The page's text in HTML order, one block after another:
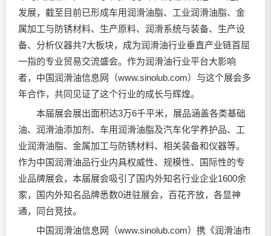
发展，截至目前已形成车用润滑油脂、工业润滑油脂、金
属加工与防锈材料、生产原料、润滑系统与装备、生产设
备、分析仪器共7大板块，成为润滑油行业垂直产业链首屈
一指的专业贸易交流盛会。作为润滑油行业平台大影响
者，中国润滑油信息网（www.sinolub.com）与这个展会多
年合作，共同见证了这个行业的成长与辉煌。
本届展会展出面积达3万6千平米，展品涵盖各类基础
油、润滑油添加剂、车用润滑油脂及汽车化学养护品、工
业润滑油脂、金属加工与防锈材料、相关装备和仪器等。
作为中国润滑油品行业内具权威性、规模性、国际性的专
业品牌展会，本届展会吸引了国内外知名行业企业1600余
家，国内外知名品牌悉数0进驻展会，百花齐放，各显神
通，同台竞技。
中国润滑油信息网（www.sinolub.com）携《润滑油市